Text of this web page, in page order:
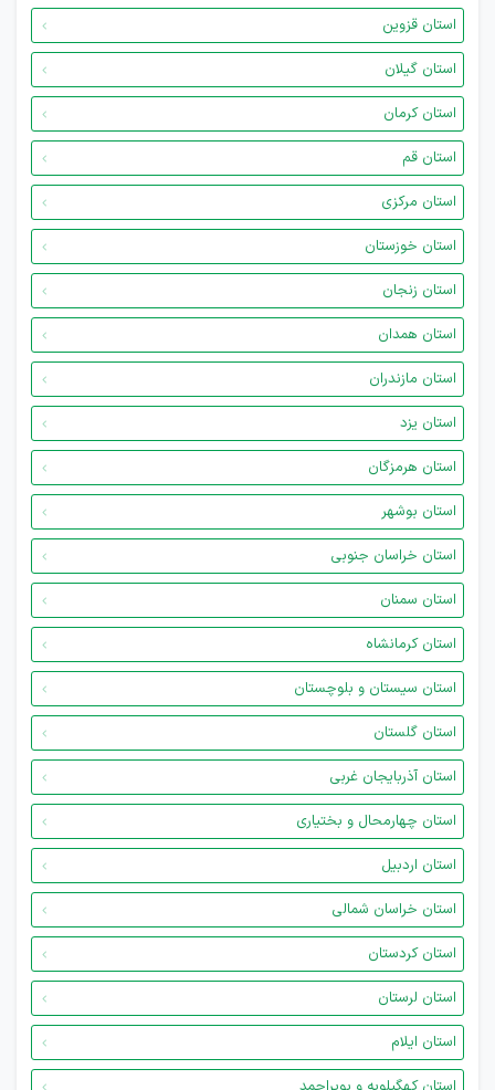
استان قزوین
استان گیلان
استان کرمان
استان قم
استان مرکزی
استان خوزستان
استان زنجان
استان همدان
استان مازندران
استان یزد
استان هرمزگان
استان بوشهر
استان خراسان جنوبی
استان سمنان
استان کرمانشاه
استان سیستان و بلوچستان
استان گلستان
استان آذربایجان غربی
استان چهارمحال و بختیاری
استان اردبیل
استان خراسان شمالی
استان کردستان
استان لرستان
استان ایلام